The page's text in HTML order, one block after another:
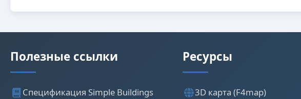
Полезные ссылки
Спецификация Simple Buildings
Ресурсы
3D карта (F4map)